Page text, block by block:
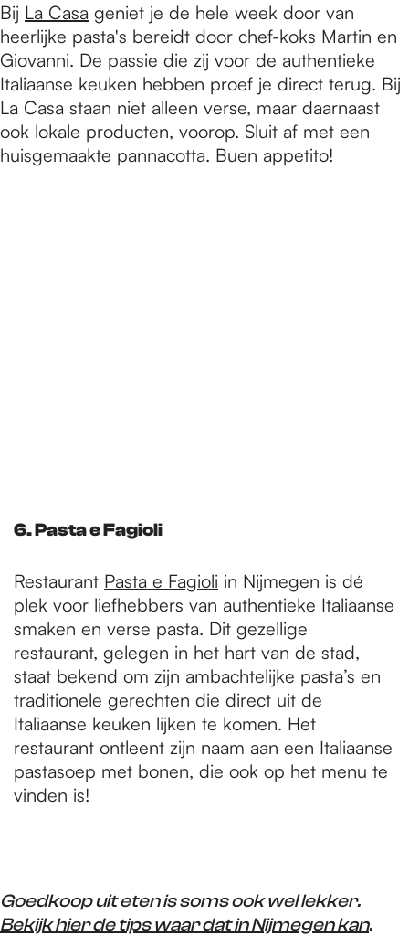
Bij La Casa geniet je de hele week door van
heerlijke pasta's bereidt door chef-koks Martin en
Giovanni. De passie die zij voor de authentieke
Italiaanse keuken hebben proef je direct terug. Bij
La Casa staan niet alleen verse, maar daarnaast
ook lokale producten, voorop. Sluit af met een
huisgemaakte pannacotta. Buen appetito!
6. Pasta e Fagioli
Restaurant Pasta e Fagioli in Nijmegen is dé
plek voor liefhebbers van authentieke Italiaanse
smaken en verse pasta. Dit gezellige
restaurant, gelegen in het hart van de stad,
staat bekend om zijn ambachtelijke pasta’s en
traditionele gerechten die direct uit de
Italiaanse keuken lijken te komen. Het
restaurant ontleent zijn naam aan een Italiaanse
pastasoep met bonen, die ook op het menu te
vinden is!
Goedkoop uit eten is soms ook wel lekker.
Bekijk hier de tips waar dat in Nijmegen kan.